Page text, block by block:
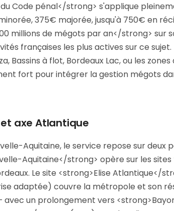
Code pénal</strong> s'applique
375€ majorée, jusqu'à 750€ en
millions de mégots par an</strong> sur
françaises les plus actives sur ce sujet.
Bassins à flot, Bordeaux Lac, ou les
fort pour intégrer la gestion mégots
axe Atlantique
Aquitaine, le service repose sur deux
Aquitaine</strong> opère sur les
Le site <strong>Elise Atlantique</
adaptée) couvre la métropole et son
avec un prolongement vers